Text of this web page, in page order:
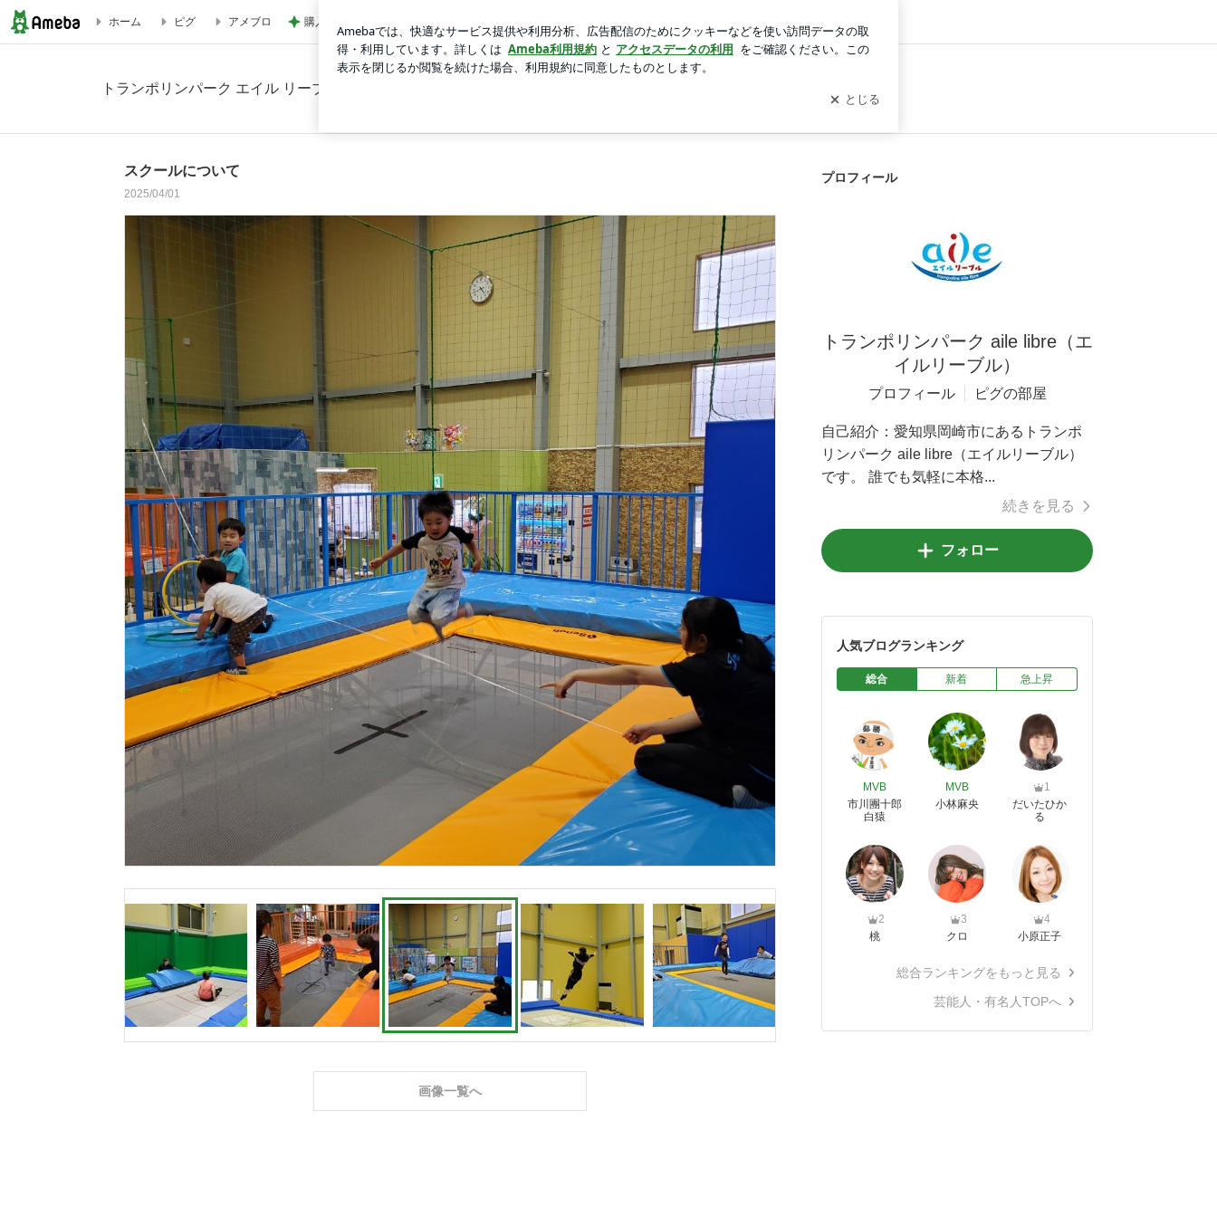
ホーム ピグ アメブロ 購入したキャップを被りたがる主人
トランポリンパーク エイル リーブル（aile libre）
スクールについて
2025/04/01
画像一覧へ
プロフィール
トランポリンパーク aile libre（エ
イルリーブル）
プロフィール ピグの部屋
自己紹介： 愛知県岡崎市にあるトランポ
リンパーク aile libre（エイルリーブル）
です。 誰でも気軽に本格...
続きを見る
フォロー
人気ブログランキング
総合 新着 急上昇
MVB
市川團十郎
白猿
MVB
小林麻央
1
だいたひか
る
2
桃
3
クロ
4
小原正子
総合ランキングをもっと見る
芸能人・有名人TOPへ